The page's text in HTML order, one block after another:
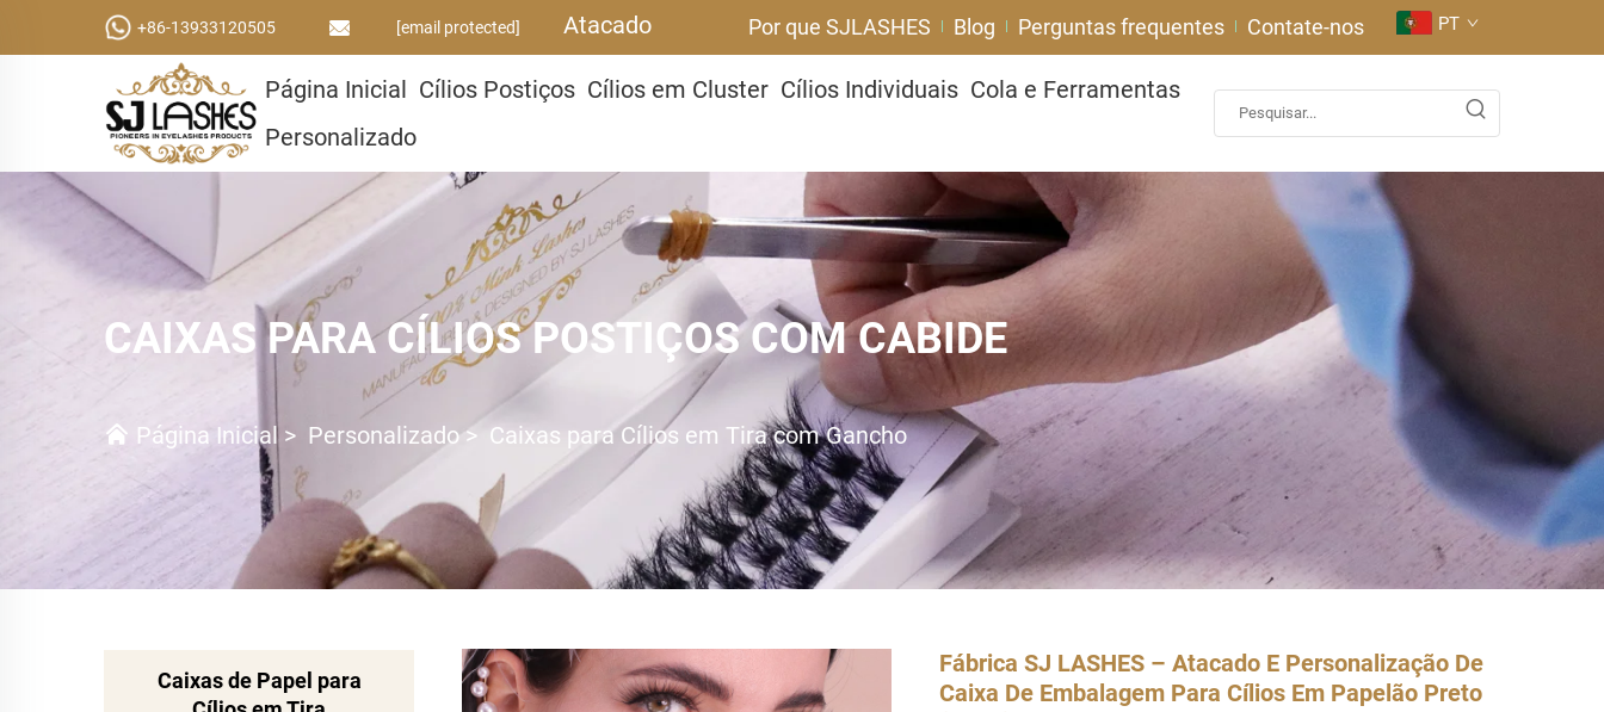
+86-13933120505 [email protected] Atacado PT
Por que SJLASHES Blog Perguntas frequentes Contate-nos
Página Inicial Cílios Postiços Cílios em Cluster Cílios Individuais Cola e Ferramentas
Personalizado
CAIXAS PARA CÍLIOS POSTIÇOS COM CABIDE
Página Inicial > Personalizado> Caixas para Cílios em Tira com Gancho
Caixas de Papel para
Fábrica SJ LASHES – Atacado E Personalização De
Caixa De Embalagem Para Cílios Em Papelão Preto